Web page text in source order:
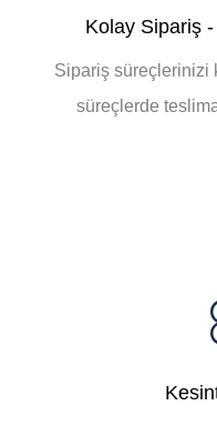
Kolay Sipariş
Sipariş süreçlerinizi
süreçlerde